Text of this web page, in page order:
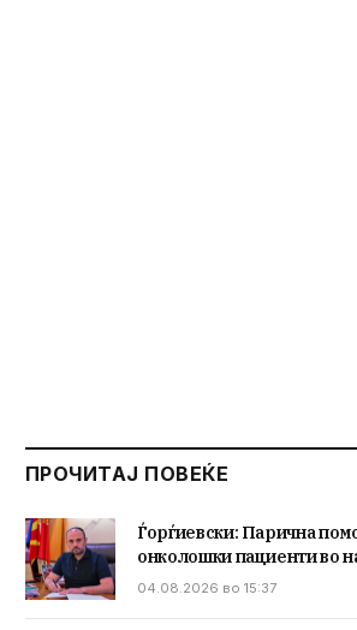
ПРОЧИТАЈ ПОВЕЌЕ
Ѓорѓиевски: Парична
онколошки пациенти во
04.08.2026 во 15:37